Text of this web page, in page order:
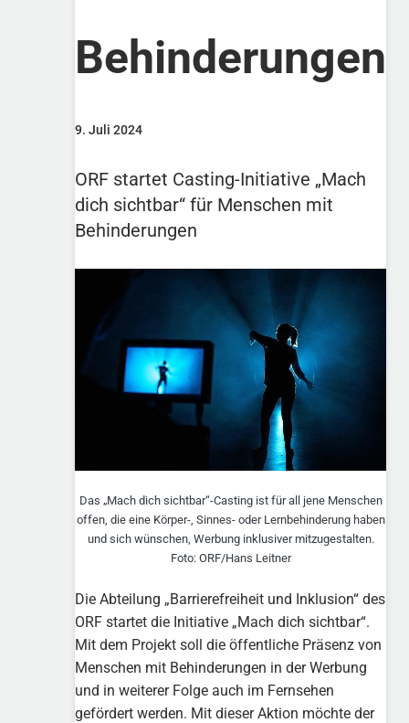
Behinderungen
9. Juli 2024
ORF startet Casting-Initiative „Mach
dich sichtbar“ für Menschen mit
Behinderungen
Das „Mach dich sichtbar“-Casting ist für all jene Menschen
offen, die eine Körper-, Sinnes- oder Lernbehinderung haben
und sich wünschen, Werbung inklusiver mitzugestalten.
Foto: ORF/Hans Leitner
Die Abteilung „Barrierefreiheit und Inklusion“ des
ORF startet die Initiative „Mach dich sichtbar“.
Mit dem Projekt soll die öffentliche Präsenz von
Menschen mit Behinderungen in der Werbung
und in weiterer Folge auch im Fernsehen
gefördert werden. Mit dieser Aktion möchte der